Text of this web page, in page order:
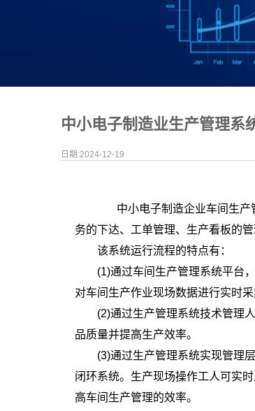
中小电子制造业生产管理系
日期:2024-12-19
中小电子制造企业车间生产
务的下达、工单管理、生产看板的
该系统运行流程的特点有：
(1)通过车间生产管理系统平台，
对车间生产作业现场数据进行实时
(2)通过生产管理系统技术管理人
品质量并提高生产效率。
(3)通过生产管理系统实现管理层
闭环系统。生产现场操作工人可实
高车间生产管理的效率。